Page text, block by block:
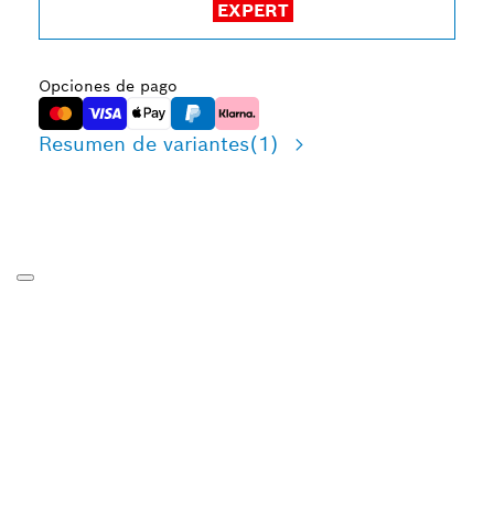
EXPERT
Opciones de pago
Resumen de variantes(1)